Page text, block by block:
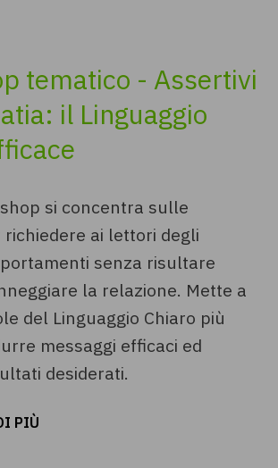
tematico - Assertivi
il Linguaggio
si concentra sulle
ai lettori degli
senza risultare
la relazione. Mette a
del Linguaggio Chiaro più
messaggi efficaci ed
desiderati.
PIÙ